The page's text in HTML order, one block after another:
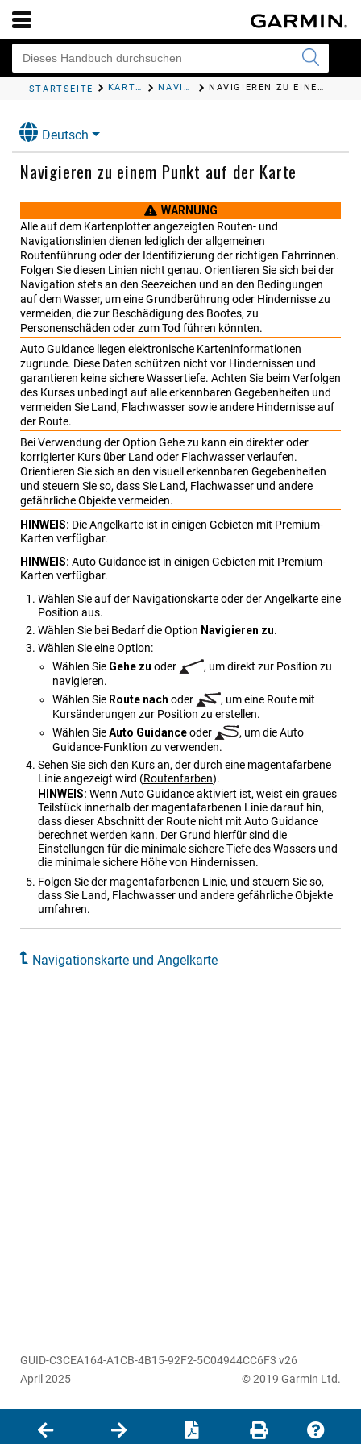
STARTSEITE KARTEN UND 3D-KARTENANSICHTEN NAVIGATIONSKARTE UND ANGELKARTE NAVIGIEREN ZU EINEM PUNKT AUF DER KARTE
Deutsch
Navigieren zu einem Punkt auf der Karte
WARNUNG
Alle auf dem Kartenplotter angezeigten Routen- und
Navigationslinien dienen lediglich der allgemeinen
Routenführung oder der Identifizierung der richtigen Fahrrinnen.
Folgen Sie diesen Linien nicht genau. Orientieren Sie sich bei der
Navigation stets an den Seezeichen und an den Bedingungen
auf dem Wasser, um eine Grundberührung oder Hindernisse zu
vermeiden, die zur Beschädigung des Bootes, zu
Personenschäden oder zum Tod führen könnten.
Auto Guidance liegen elektronische Karteninformationen
zugrunde. Diese Daten schützen nicht vor Hindernissen und
garantieren keine sichere Wassertiefe. Achten Sie beim Verfolgen
des Kurses unbedingt auf alle erkennbaren Gegebenheiten und
vermeiden Sie Land, Flachwasser sowie andere Hindernisse auf
der Route.
Bei Verwendung der Option Gehe zu kann ein direkter oder
korrigierter Kurs über Land oder Flachwasser verlaufen.
Orientieren Sie sich an den visuell erkennbaren Gegebenheiten
und steuern Sie so, dass Sie Land, Flachwasser und andere
gefährliche Objekte vermeiden.
HINWEIS: Die Angelkarte ist in einigen Gebieten mit Premium-
Karten verfügbar.
HINWEIS: Auto Guidance ist in einigen Gebieten mit Premium-
Karten verfügbar.
Wählen Sie auf der Navigationskarte oder der Angelkarte eine
Position aus.
Wählen Sie bei Bedarf die Option Navigieren zu.
Wählen Sie eine Option:
Wählen Sie Gehe zu oder
, um direkt zur Position zu
navigieren.
Wählen Sie Route nach oder
, um eine Route mit
Kursänderungen zur Position zu erstellen.
Wählen SieAuto Guidanceoder
, um die Auto
Guidance-Funktion zu verwenden.
Sehen Sie sich den Kurs an, der durch eine magentafarbene
Linie angezeigt wird (Routenfarben).
HINWEIS: Wenn Auto Guidance aktiviert ist, weist ein graues
Teilstück innerhalb der magentafarbenen Linie darauf hin,
dass dieser Abschnitt der Route nicht mit Auto Guidance
berechnet werden kann. Der Grund hierfür sind die
Einstellungen für die minimale sichere Tiefe des Wassers und
die minimale sichere Höhe von Hindernissen.
Folgen Sie der magentafarbenen Linie, und steuern Sie so,
dass Sie Land, Flachwasser und andere gefährliche Objekte
umfahren.
Navigationskarte und Angelkarte
GUID-C3CEA164-A1CB-4B15-92F2-5C04944CC6F3 v26
April 2025
© 2019 Garmin Ltd.